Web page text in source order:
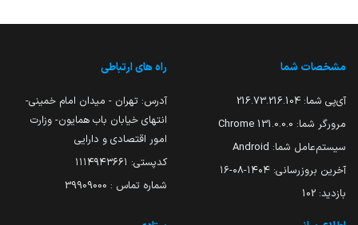
مشخصات شما
آی‌پی شما: 216.73.216.104
مرورگر شما: 131.0.0.0 Chrome
سیستم‌عامل شما: Android
آخرین بروزرسانی: ۱۴۰۴-۰۸-۱۶
بازدید: 102
راه های ارتباطی
آدرس: تهران - میدان امام خمینی-
انتهای خیابان باب همایون- وزارت
امور اقتصادی و دارایی
کدپستی: ۱۱۱۴۹۴۳۶۶۱
شماره تماس : 39909000